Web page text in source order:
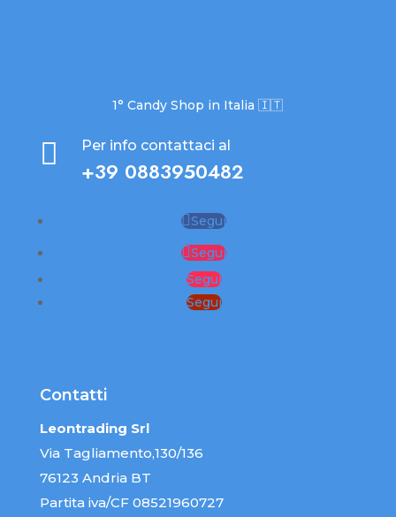
1° Candy Shop in Italia 🇮🇹
 Per info contattaci al
+39 0883950482
Segui
Segui
Segui
Segui
Contatti
Leontrading Srl
Via Tagliamento,130/136
76123 Andria BT
Partita iva/CF 08521960727